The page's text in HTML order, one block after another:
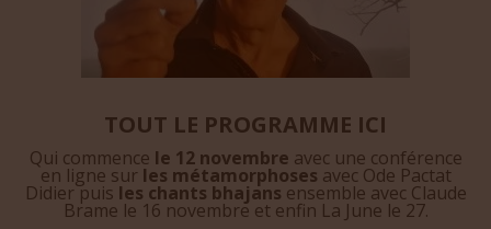
TOUT LE PROGRAMME ICI
Qui commence le 12 novembre avec une conférence
en ligne sur les métamorphoses avec Ode Pactat
Didier puis les chants bhajans ensemble avec Claude
Brame le 16 novembre et enfin La June le 27.